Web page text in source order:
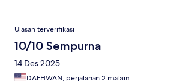
Ulasan terverifikasi
10/10 Sempurna
14 Des 2025
DAEHWAN, perjalanan 2 malam